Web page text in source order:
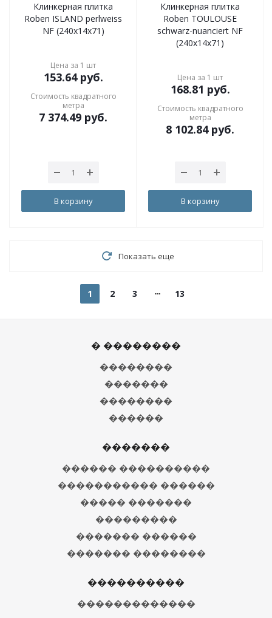
Клинкерная плитка
Roben ISLAND perlweiss
NF (240x14x71)
Цена за 1 шт
153.64руб.
Стоимость квадратного
метра
7 374.49 руб.
В корзину
Клинкерная плитка
Roben TOULOUSE
schwarz-nuanciert NF
(240x14x71)
Цена за 1 шт
168.81 руб.
Стоимость квадратного
метра
8 102.84руб.
В корзину
Показать еще
1 2 3 13
� ��������
��������
�������
��������
������
�������
������ ����������
����������� ������
����� �������
���������
������� ������
������� ��������
����������
�������������